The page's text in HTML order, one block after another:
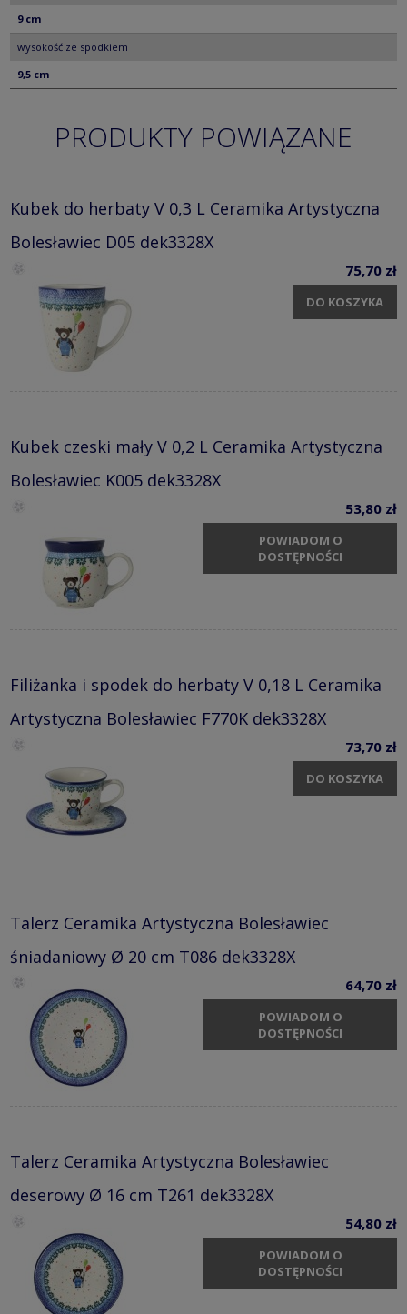
9 cm
wysokość ze spodkiem
9,5 cm
PRODUKTY POWIĄZANE
Kubek do herbaty V 0,3 L Ceramika Artystyczna
Bolesławiec D05 dek3328X
75,70 zł
DO KOSZYKA
Kubek czeski mały V 0,2 L Ceramika Artystyczna
Bolesławiec K005 dek3328X
53,80 zł
POWIADOM O
DOSTĘPNOŚCI
Filiżanka i spodek do herbaty V 0,18 L Ceramika
Artystyczna Bolesławiec F770K dek3328X
73,70 zł
DO KOSZYKA
Talerz Ceramika Artystyczna Bolesławiec
śniadaniowy Ø 20 cm T086 dek3328X
64,70 zł
POWIADOM O
DOSTĘPNOŚCI
Talerz Ceramika Artystyczna Bolesławiec
deserowy Ø 16 cm T261 dek3328X
54,80 zł
POWIADOM O
DOSTĘPNOŚCI